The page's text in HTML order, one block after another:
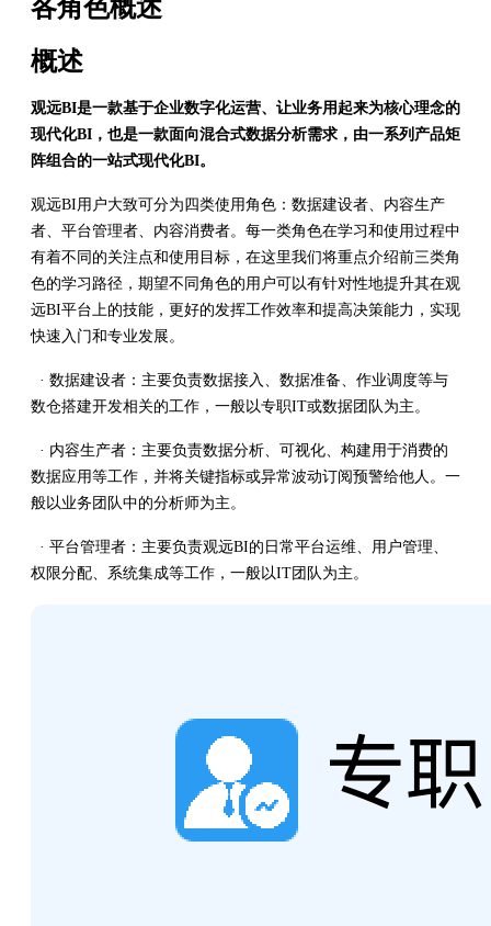
各角色概述
概述
观远BI是一款基于企业数字化运营、让业务用起来为核心理念的
现代化BI，也是一款面向混合式数据分析需求，由一系列产品矩
阵组合的一站式现代化BI。
观远BI用户大致可分为四类使用角色：数据建设者、内容生产
者、平台管理者、内容消费者。每一类角色在学习和使用过程中
有着不同的关注点和使用目标，在这里我们将重点介绍前三类角
色的学习路径，期望不同角色的用户可以有针对性地提升其在观
远BI平台上的技能，更好的发挥工作效率和提高决策能力，实现
快速入门和专业发展。
· 数据建设者：主要负责数据接入、数据准备、作业调度等与
数仓搭建开发相关的工作，一般以专职IT或数据团队为主。
· 内容生产者：主要负责数据分析、可视化、构建用于消费的
数据应用等工作，并将关键指标或异常波动订阅预警给他人。一
般以业务团队中的分析师为主。
· 平台管理者：主要负责观远BI的日常平台运维、用户管理、
权限分配、系统集成等工作，一般以IT团队为主。